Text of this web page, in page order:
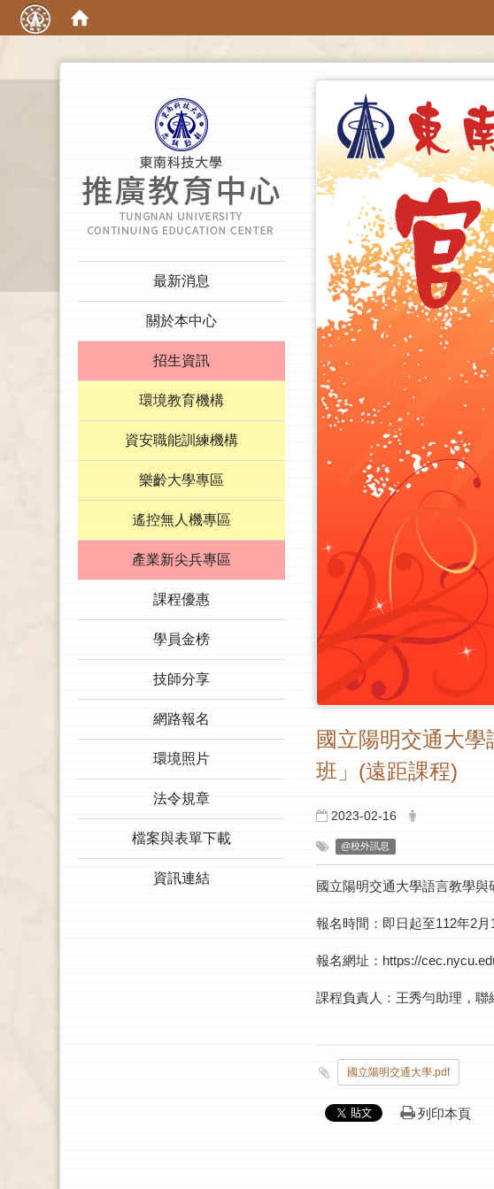
最新消息
關於本中心
招生資訊
環境教育機構
資安職能訓練機構
樂齡大學專區
遙控無人機專區
產業新尖兵專區
課程優惠
學員金榜
技師分享
網路報名
環境照片
法令規章
檔案與表單下載
資訊連結
國立陽明交通大
班」(遠距課程)
2023-02-16
@校外訊息
國立陽明交通大學語言教學
報名時間：即日起至112年2月
報名網址：https://
課程負責人：王秀勻助理，聯
國立陽明交通大學.pdf
列印本頁